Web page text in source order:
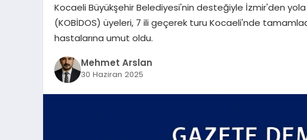
Kocaeli Büyükşehir Belediyesi'nin desteğiyle İzmir'den yola
(KOBİDOS) üyeleri, 7 ili geçerek turu Kocaeli'nde
hastalarına umut oldu.
Mehmet Arslan
30 Haziran 2025